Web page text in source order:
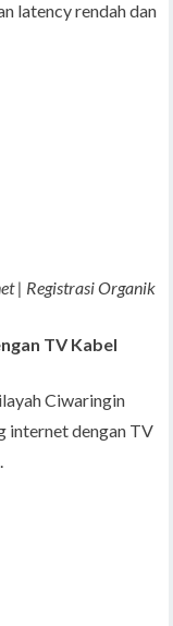
latency rendah dan
| Registrasi Organik
TV Kabel
Ciwaringin
internet dengan TV